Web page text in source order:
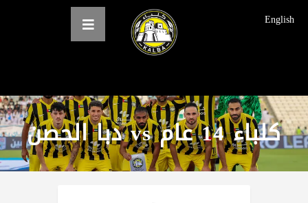
English
كلباء 14 عام vs دبا الحصن
الرئيسية
عن النادي
فرق النادي